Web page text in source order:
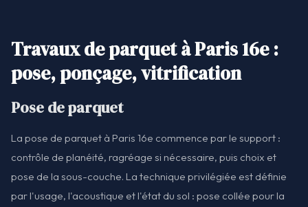
Travaux de parquet à Paris 16e :
pose, ponçage, vitrification
Pose de parquet
La pose de parquet à Paris 16e commence par le support :
contrôle de planéité, ragréage si nécessaire, puis choix et
pose de la sous-couche. La technique privilégiée est définie
par l'usage, l'acoustique et l'état du sol : pose collée pour la